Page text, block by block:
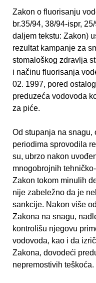
Zakon o fluorisanju
br.35/94, 38/94-ispr,
daljem tekstu: Zakon)
rezultat kampanje za
stomaloškog zdravlja
i načinu fluorisanja
02. 1997, pored
preduzeća vodovoda
za piće.
Od stupanja na snagu,
periodima sprovodila
su, ubrzo nakon
mnogobrojnih
Zakon tokom minulih
nije zabeležno da je
sankcije. Nakon više
Zakona na snagu,
kontrolišu njegovu
vodovoda, kao i da
Zakona, dovodeći
nepremostivih teškoća.